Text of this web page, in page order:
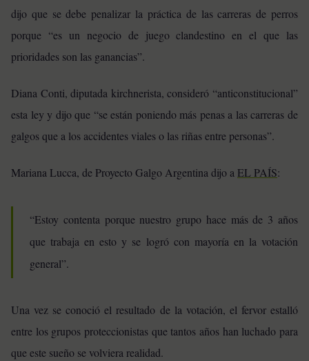
dijo que se debe penalizar la práctica de las carreras de perros
porque “es un negocio de juego clandestino en el que las
prioridades son las ganancias”.
Diana Conti, diputada kirchnerista, consideró “anticonstitucional”
esta ley y dijo que “se están poniendo más penas a las carreras de
galgos que a los accidentes viales o las riñas entre personas”.
Mariana Lucca, de Proyecto Galgo Argentina dijo a EL PAÍS:
“Estoy contenta porque nuestro grupo hace más de 3 años
que trabaja en esto y se logró con mayoría en la votación
general”.
Una vez se conoció el resultado de la votación, el fervor estalló
entre los grupos proteccionistas que tantos años han luchado para
que este sueño se volviera realidad.